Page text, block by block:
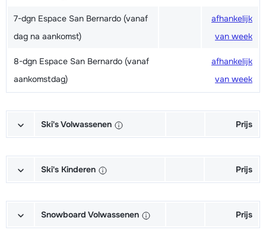
7-dgn Espace San Bernardo (vanaf
dag na aankomst)
afhankelijk
van week
8-dgn Espace San Bernardo (vanaf
aankomstdag)
afhankelijk
van week
Ski's Volwassenen Prijs
Schoenen + Stokken (6/7 dagen)
van week
Stokken (6/7 dagen)
van week
Ski's Kinderen Prijs
Schoenen + Stokken (6/7 dagen)
van week
Snowboard Volwassenen Prijs